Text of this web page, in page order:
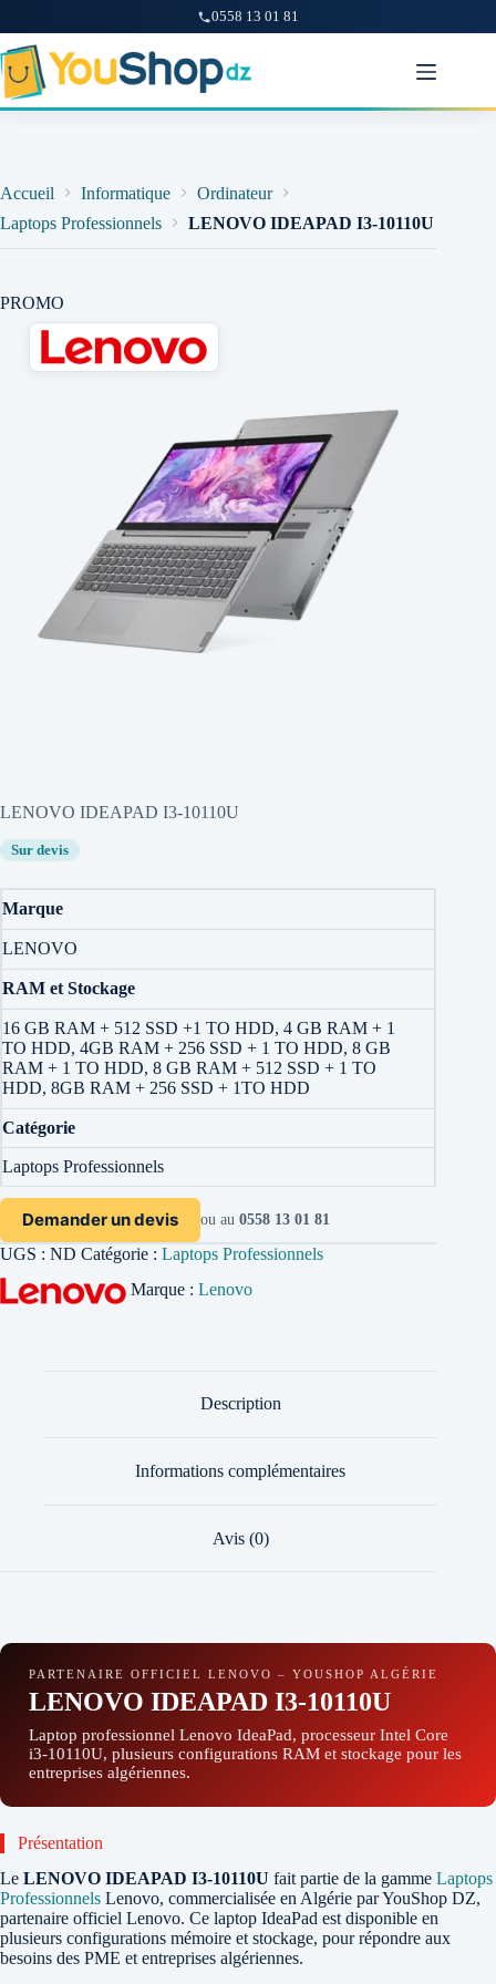
0558 13 01 81
Passer
au
contenu
Accueil Informatique
Ordinateur
Laptops Professionnels
LENOVO IDEAPAD I3-10110U
PROMO
LENOVO IDEAPAD I3-10110U
Sur devis
Marque
LENOVO
RAM et Stockage
16 GB RAM + 512 SSD +1 TO HDD, 4 GB RAM + 1
TO HDD, 4GB RAM + 256 SSD + 1 TO HDD, 8 GB
RAM + 1 TO HDD, 8 GB RAM + 512 SSD + 1 TO
HDD, 8GB RAM + 256 SSD + 1TO HDD
Catégorie
Laptops Professionnels
Demander un devis ou au 0558 13 01 81
UGS : ND Catégorie : Laptops Professionnels
Marque :Lenovo
Description
Informations complémentaires
Avis (0)
PARTENAIRE OFFICIEL LENOVO – YOUSHOP ALGÉRIE
LENOVO IDEAPAD I3-10110U
Laptop professionnel Lenovo IdeaPad, processeur Intel Core
i3-10110U, plusieurs configurations RAM et stockage pour les
entreprises algériennes.
Présentation
Le LENOVO IDEAPAD I3-10110U fait partie de la gamme Laptops
Professionnels Lenovo, commercialisée en Algérie par YouShop DZ,
partenaire officiel Lenovo. Ce laptop IdeaPad est disponible en
plusieurs configurations mémoire et stockage, pour répondre aux
besoins des PME et entreprises algériennes.